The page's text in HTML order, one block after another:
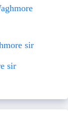
sir
sir